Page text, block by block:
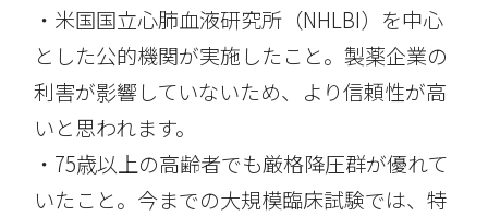
・米国国立心肺血液研究所（NHLBI）を中心
とした公的機関が実施したこと。製薬企業の
利害が影響していないため、より信頼性が高
いと思われます。
・75歳以上の高齢者でも厳格降圧群が優れて
いたこと。今までの大規模臨床試験では、特